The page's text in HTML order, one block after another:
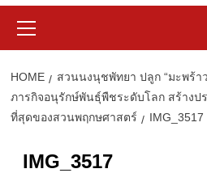
Menu
HOME
สวนนงนุชพัทยา ปลูก “มะพร้า
ภารกิจอนุรักษ์พันธุ์พืชระดับโลก สร้างป
ที่สุดของสวนพฤกษศาสตร์
IMG_3517
IMG_3517